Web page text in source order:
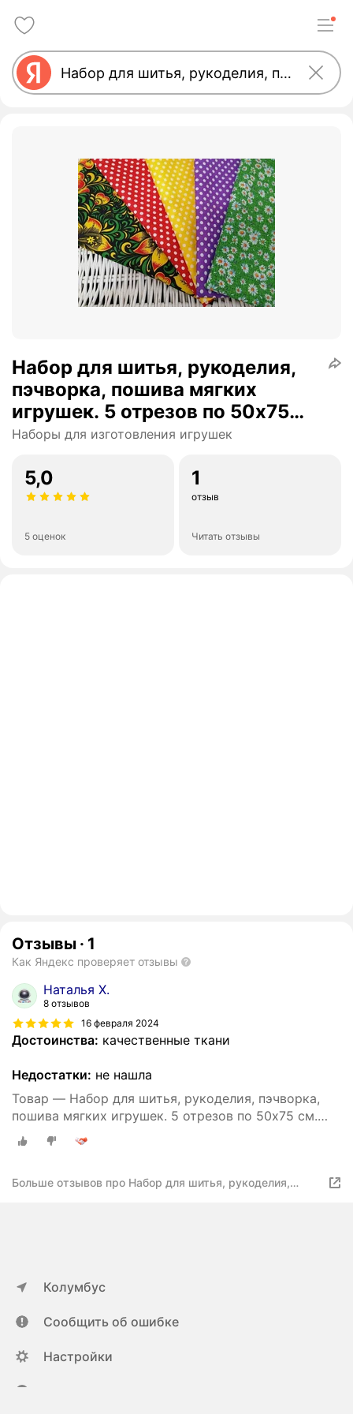
Набор для шитья, рукоделия,
пэчворка, пошива мягких
игрушек. 5 отрезов по 50х75
см. Бязь. 100% хлопок.
Наборы для изготовления игрушек
5,0
5 оценок
1
отзыв
Читать отзывы
Отзывы · 1
Как Яндекс проверяет отзывы
Наталья Х.
8 отзывов
16 февраля 2024
Достоинства: качественные ткани
Недостатки: не нашла
Товар — Набор для шитья, рукоделия, пэчворка,
пошива мягких игрушек. 5 отрезов по 50х75 см.
Бязь. 100% хлопок.
Больше отзывов про Набор для шитья, рукоделия,
Колумбус
Сообщить об ошибке
Настройки